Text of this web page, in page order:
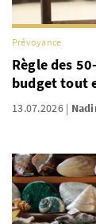
Prévoyance
Règle des
budget tout
13.07.2026